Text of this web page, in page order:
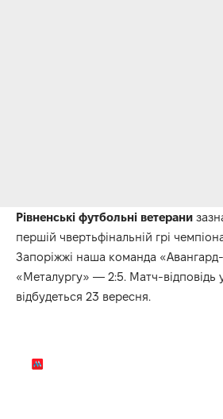
Рівненські футбольні ветерани
першій чвертьфінальній грі
Запоріжжі наша команда
«Металургу» — 2:5. Матч-відповідь
відбудеться 23 вересня.